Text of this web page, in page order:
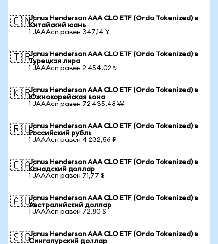
🇨🇳Janus Henderson AAA CLO ETF (Ondo Tokenized) в
Китайский юань
1 JAAAon равен 347,14 ¥
🇹🇷Janus Henderson AAA CLO ETF (Ondo Tokenized) в
Турецкая лира
1 JAAAon равен 2 454,02 ₺
🇰🇷Janus Henderson AAA CLO ETF (Ondo Tokenized) в
Южнокорейская вона
1 JAAAon равен 72 435,48 ₩
🇷🇺Janus Henderson AAA CLO ETF (Ondo Tokenized) в
Российский рубль
1 JAAAon равен 4 232,56 ₽
🇨🇦Janus Henderson AAA CLO ETF (Ondo Tokenized) в
Канадский доллар
1 JAAAon равен 71,77 $
🇦🇺Janus Henderson AAA CLO ETF (Ondo Tokenized) в
Австралийский доллар
1 JAAAon равен 72,80 $
🇸🇬Janus Henderson AAA CLO ETF (Ondo Tokenized) в
Сингапурский доллар